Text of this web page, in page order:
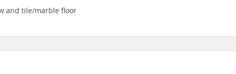
and tile/marble floor